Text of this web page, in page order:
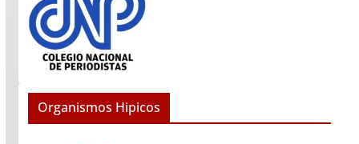
Organismos Hipicos